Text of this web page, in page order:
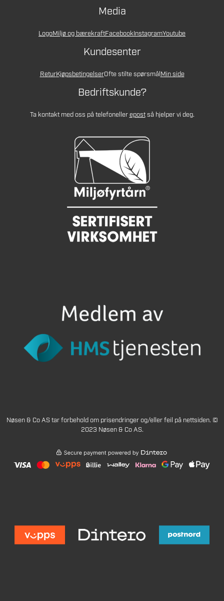
Media
LogoMiljø og bærekraftFacebookInstagramYoutube
Kundesenter
ReturKjøpsbetingelserOfte stilte spørsmålMin side
Bedriftskunde?
Ta kontakt med oss på telefonellerepostså hjelper vi deg.
Nøsen & Co AS tar forbehold om prisendringer og/eller feil på nettsiden. ©
2023 Nøsen & Co AS.